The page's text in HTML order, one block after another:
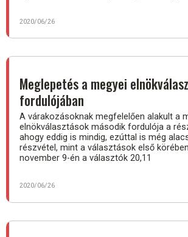
2020/06/26
Meglepetés a megyei
fordulójában
A várakozásoknak megfelelően alakult a
elnökválasztások második fordulója a
ahogy eddig is mindig, ezúttal is még
részvétel, mint a választások első
november 9-én a választók 20,11
2020/06/26